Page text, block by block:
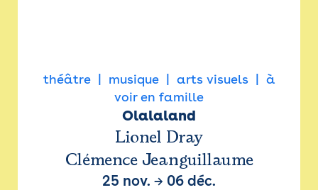
théâtre musique arts visuels
à
voir en famille
Olalaland
Lionel Dray
Clémence Jeanguillaume
25 nov. → 06 déc.